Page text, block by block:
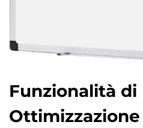
Funzionalità di